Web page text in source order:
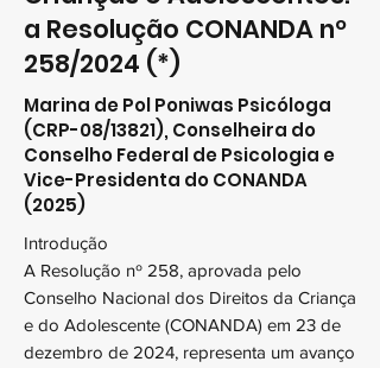
a Resolução CONANDA nº
258/2024 (*)
Marina de Pol Poniwas Psicóloga
(CRP-08/13821), Conselheira do
Conselho Federal de Psicologia e
Vice-Presidenta do CONANDA
(2025)
Introdução
A Resolução nº 258, aprovada pelo
Conselho Nacional dos Direitos da Criança
e do Adolescente (CONANDA) em 23 de
dezembro de 2024, representa um avanço